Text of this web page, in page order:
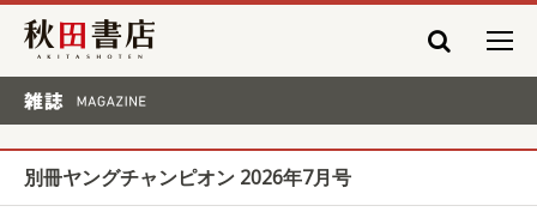
秋田書店
別冊ヤングチャンピオン 2026年7月号